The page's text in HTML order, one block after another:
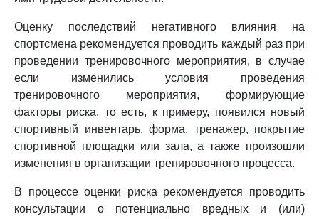
Оценку последствий негативного влияния на
спортсмена рекомендуется проводить каждый раз при
проведении тренировочного мероприятия, в случае
если изменились условия проведения
тренировочного мероприятия, формирующие
факторы риска, то есть, к примеру, появился новый
спортивный инвентарь, форма, тренажер, покрытие
спортивной площадки или зала, а также произошли
изменения в организации тренировочного процесса.
В процессе оценки риска рекомендуется проводить
консультации о потенциально вредных и (или)